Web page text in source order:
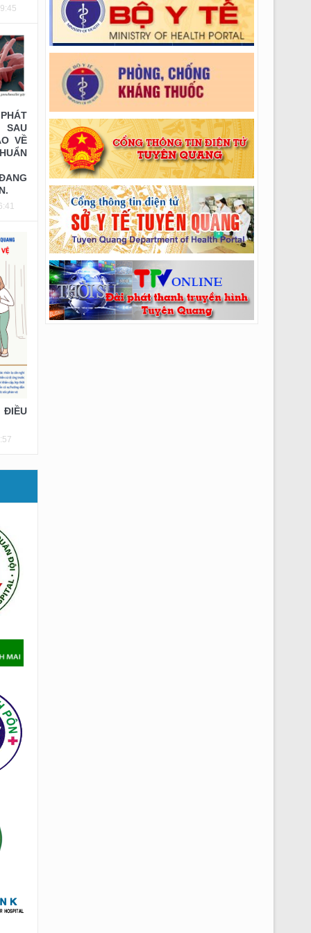
SAU
VỀ
ĐIỀU
Ngoại tổng hợp (lần 2)
Thông báo số: 258/TMBG-BVĐK ngày
20/07/2026 của V/v Thư mời mua VT cho khoa